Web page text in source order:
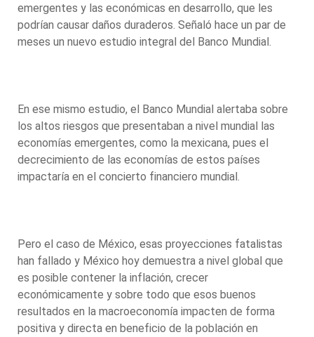
emergentes y las económicas en desarrollo, que les
podrían causar daños duraderos. Señaló hace un par de
meses un nuevo estudio integral del Banco Mundial.
En ese mismo estudio, el Banco Mundial alertaba sobre
los altos riesgos que presentaban a nivel mundial las
economías emergentes, como la mexicana, pues el
decrecimiento de las economías de estos países
impactaría en el concierto financiero mundial.
Pero el caso de México, esas proyecciones fatalistas
han fallado y México hoy demuestra a nivel global que
es posible contener la inflación, crecer
económicamente y sobre todo que esos buenos
resultados en la macroeconomía impacten de forma
positiva y directa en beneficio de la población en